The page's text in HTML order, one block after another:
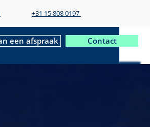
+31 15 808 0197
een afspraak Contact